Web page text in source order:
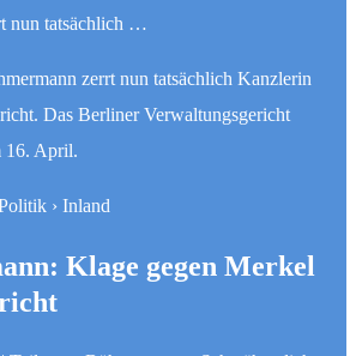
nun tatsächlich …
zerrt nun tatsächlich Kanzlerin
Das Berliner Verwaltungsgericht
16. April.
› Inland
Klage gegen Merkel